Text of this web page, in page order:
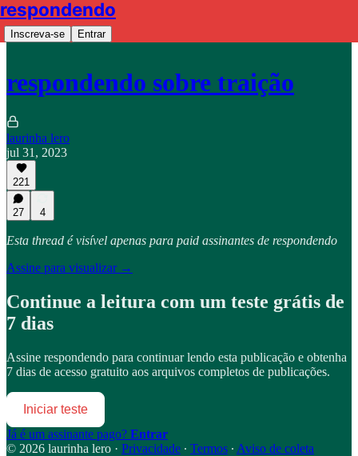
respondendo
Inscreva-se Entrar
respondendo sobre traição
laurinha lero
jul 31, 2023
221
27 4
Esta thread é visível apenas para paid assinantes de respondendo
Assine para visualizar →
Continue a leitura com um teste grátis de
7 dias
Assine respondendo para continuar lendo esta publicação e obtenha
7 dias de acesso gratuito aos arquivos completos de publicações.
Iniciar teste
Já é um assinante pago? Entrar
© 2026 laurinha lero · Privacidade ∙ Termos ∙ Aviso de coleta